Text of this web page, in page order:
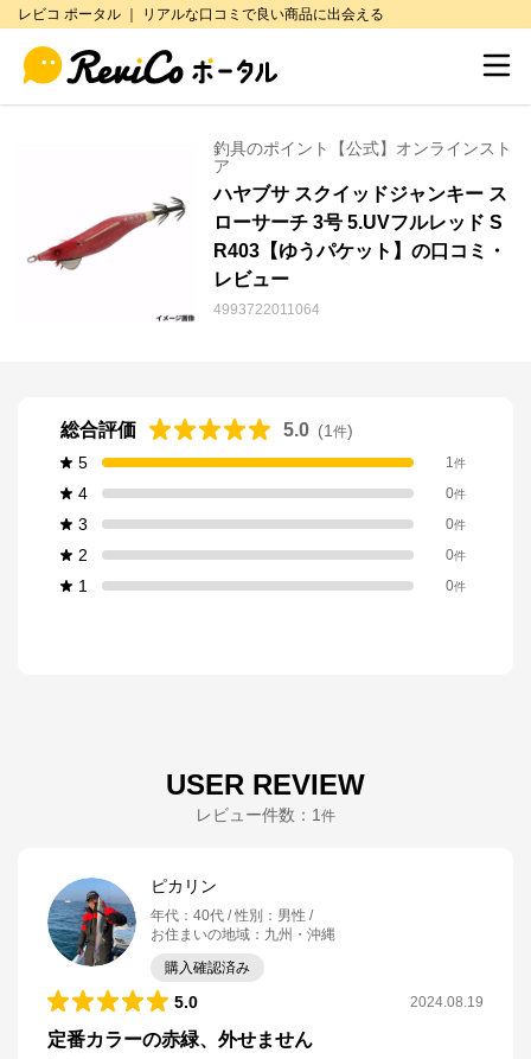
レビコ ポータル ｜ リアルな口コミで良い商品に出会える
釣具のポイント【公式】オンラインスト
ア
ハヤブサ スクイッドジャンキー ス
ローサーチ 3号 5.UVフルレッド S
R403【ゆうパケット】の口コミ・
レビュー
4993722011064
総合評価 5.0 (1 件)
5
1件
4 0件
3 0件
2 0件
1 0件
USER REVIEW
レビュー件数： 1 件
ピカリン
年代 ： 40代 性別 ： 男性
お住まいの地域 ： 九州・沖縄
購入確認済み
5.0 2024.08.19
定番カラーの赤緑、外せません